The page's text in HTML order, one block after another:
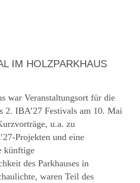
IM HOLZPARKHAUS
war Veranstaltungsort für die
2. IBA’27 Festivals am 10. Mai
u.a. zu
Projekten und eine
künftige
des Parkhauses in
waren Teil des